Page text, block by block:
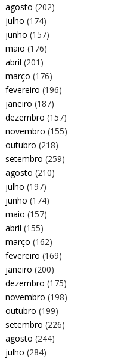
agosto (202)
julho (174)
junho (157)
maio (176)
abril (201)
março (176)
fevereiro (196)
janeiro (187)
dezembro (157)
novembro (155)
outubro (218)
setembro (259)
agosto (210)
julho (197)
junho (174)
maio (157)
abril (155)
março (162)
fevereiro (169)
janeiro (200)
dezembro (175)
novembro (198)
outubro (199)
setembro (226)
agosto (244)
julho (284)